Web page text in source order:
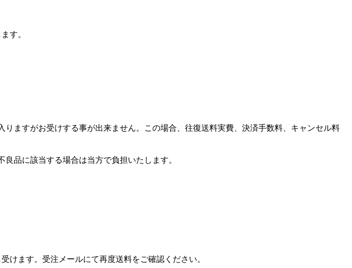
す。
ますがお受けする事が出来ません。この場合、往復送料実費、決済手数料、キャンセル料
品に該当する場合は当方で負担いたします。
ます。受注メールにて再度送料をご確認ください。